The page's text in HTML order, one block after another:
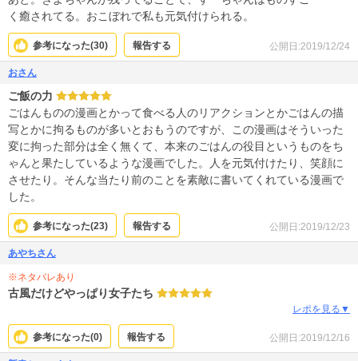
く癒されてる。おこぼれで私も元気付けられる。
公開日:2019/12/24
参考になった(30) 報告する
おさん
ご飯の力
ごはんものの漫画とかって食べる人のリアクションとかごはんの描
写とかに拘るものが多いとおもうのですが、この漫画はそういった
変に拘った部分は全く無くて、本来のごはんの役目というものをち
ゃんと果たしているような漫画でした。人を元気付けたり、笑顔に
させたり。そんな当たり前のことを素敵に書いてくれている漫画で
した。
公開日:2019/12/23
参考になった(23) 報告する
あやちさん
※ネタバレあり
古風だけどやっぱり女子たち
レポを見る▼
公開日:2019/12/16
参考になった(0) 報告する